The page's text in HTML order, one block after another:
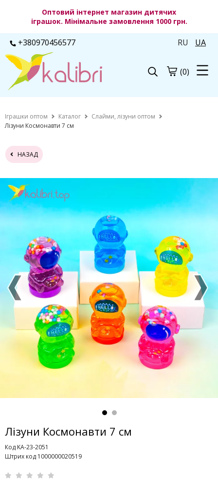
Оптовий інтернет магазин дитячих
іграшок. Мінімальне замовлення 1000 грн.
+380970456577 RU UA
(0)
Іграшки оптом Каталог
Слайми, лізуни оптом
Лізуни Космонавти 7 см
НАЗАД
Лізуни Космонавти 7 см
Код KA-23-2051
Штрих код 1000000020519